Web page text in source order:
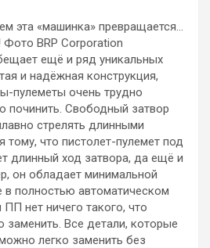
эта «машинка» превращается…
Фото BRP Corporation
ещё и ряд уникальных
и надёжная конструкция,
пулеметы очень трудно
починить. Свободный затвор
стрелять длинными
тому, что пистолет-пулемет под
длинный ход затвора, да ещё и
он обладает минимальной
в полностью автоматическом
нет ничего такого, что
заменить. Все детали, которые
легко заменить без